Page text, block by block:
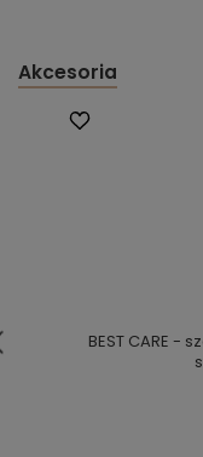
Akcesoria
BEST CARE -